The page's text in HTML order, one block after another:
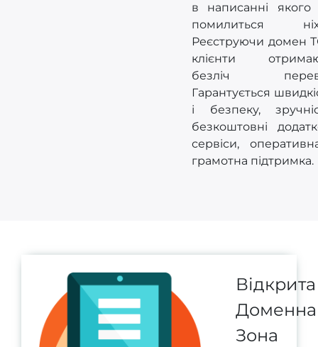
в написанні якого
помилиться
Реєструючи домен
клієнти
безліч
Гарантується
і безпеку,
безкоштовні
сервіси,
грамотна підтримка.
Відкрита
Доменна
Зона